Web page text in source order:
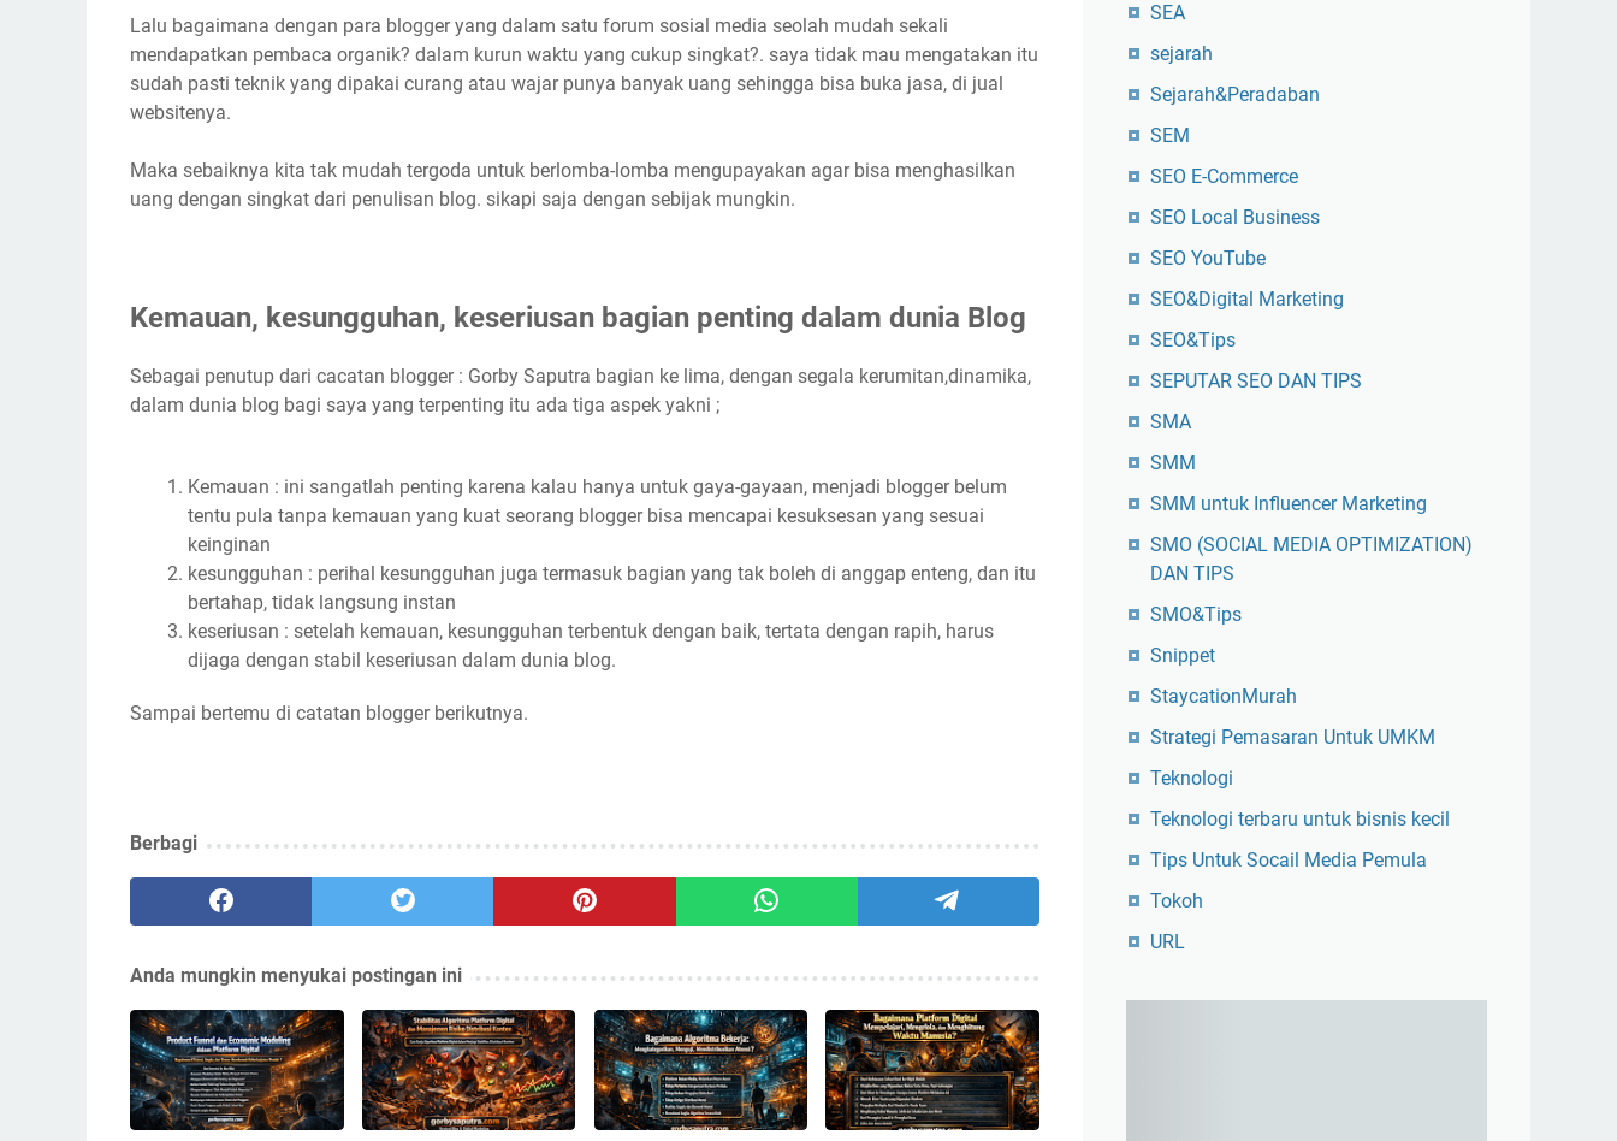
Lalu bagaimana dengan para blogger yang dalam satu forum sosial media seolah mudah sekali
mendapatkan pembaca organik? dalam kurun waktu yang cukup singkat?. saya tidak mau mengatakan itu
sudah pasti teknik yang dipakai curang atau wajar punya banyak uang sehingga bisa buka jasa, di jual
websitenya.
Maka sebaiknya kita tak mudah tergoda untuk berlomba-lomba mengupayakan agar bisa menghasilkan
uang dengan singkat dari penulisan blog. sikapi saja dengan sebijak mungkin.
Kemauan, kesungguhan, keseriusan bagian penting dalam dunia Blog
Sebagai penutup dari cacatan blogger : Gorby Saputra bagian ke lima, dengan segala kerumitan,dinamika,
dalam dunia blog bagi saya yang terpenting itu ada tiga aspek yakni ;
Kemauan : ini sangatlah penting karena kalau hanya untuk gaya-gayaan, menjadi blogger belum
tentu pula tanpa kemauan yang kuat seorang blogger bisa mencapai kesuksesan yang sesuai
keinginan
kesungguhan : perihal kesungguhan juga termasuk bagian yang tak boleh di anggap enteng, dan itu
bertahap, tidak langsung instan
keseriusan : setelah kemauan, kesungguhan terbentuk dengan baik, tertata dengan rapih, harus
dijaga dengan stabil keseriusan dalam dunia blog.
Sampai bertemu di catatan blogger berikutnya.
Berbagi
Anda mungkin menyukai postingan ini
SEA
sejarah
Sejarah&Peradaban
SEM
SEO E-Commerce
SEO Local Business
SEO YouTube
SEO&Digital Marketing
SEO&Tips
SEPUTAR SEO DAN TIPS
SMA
SMM
SMM untuk Influencer Marketing
SMO (SOCIAL MEDIA OPTIMIZATION)
DAN TIPS
SMO&Tips
Snippet
StaycationMurah
Strategi Pemasaran Untuk UMKM
Teknologi
Teknologi terbaru untuk bisnis kecil
Tips Untuk Socail Media Pemula
Tokoh
URL